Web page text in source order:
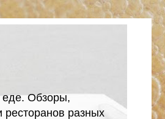
еде. Обзоры,
ресторанов разных